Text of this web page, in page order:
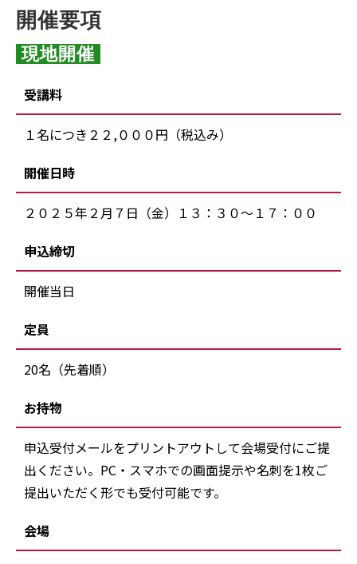
開催要項
現地開催
受講料
１名につき２２,０００円（税込み）
開催日時
２０２５年２月７日（金）１３：３０～１７：００
申込締切
開催当日
定員
20名（先着順）
お持物
申込受付メールをプリントアウトして会場受付にご提
出ください。PC・スマホでの画面提示や名刺を1枚ご
提出いただく形でも受付可能です。
会場